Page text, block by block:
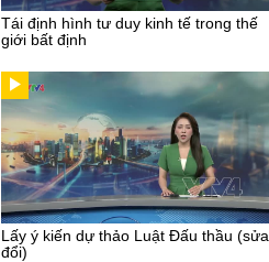
Tái định hình tư duy kinh tế trong thế
giới bất định
Lấy ý kiến dự thảo Luật Đấu thầu (sửa
đổi)